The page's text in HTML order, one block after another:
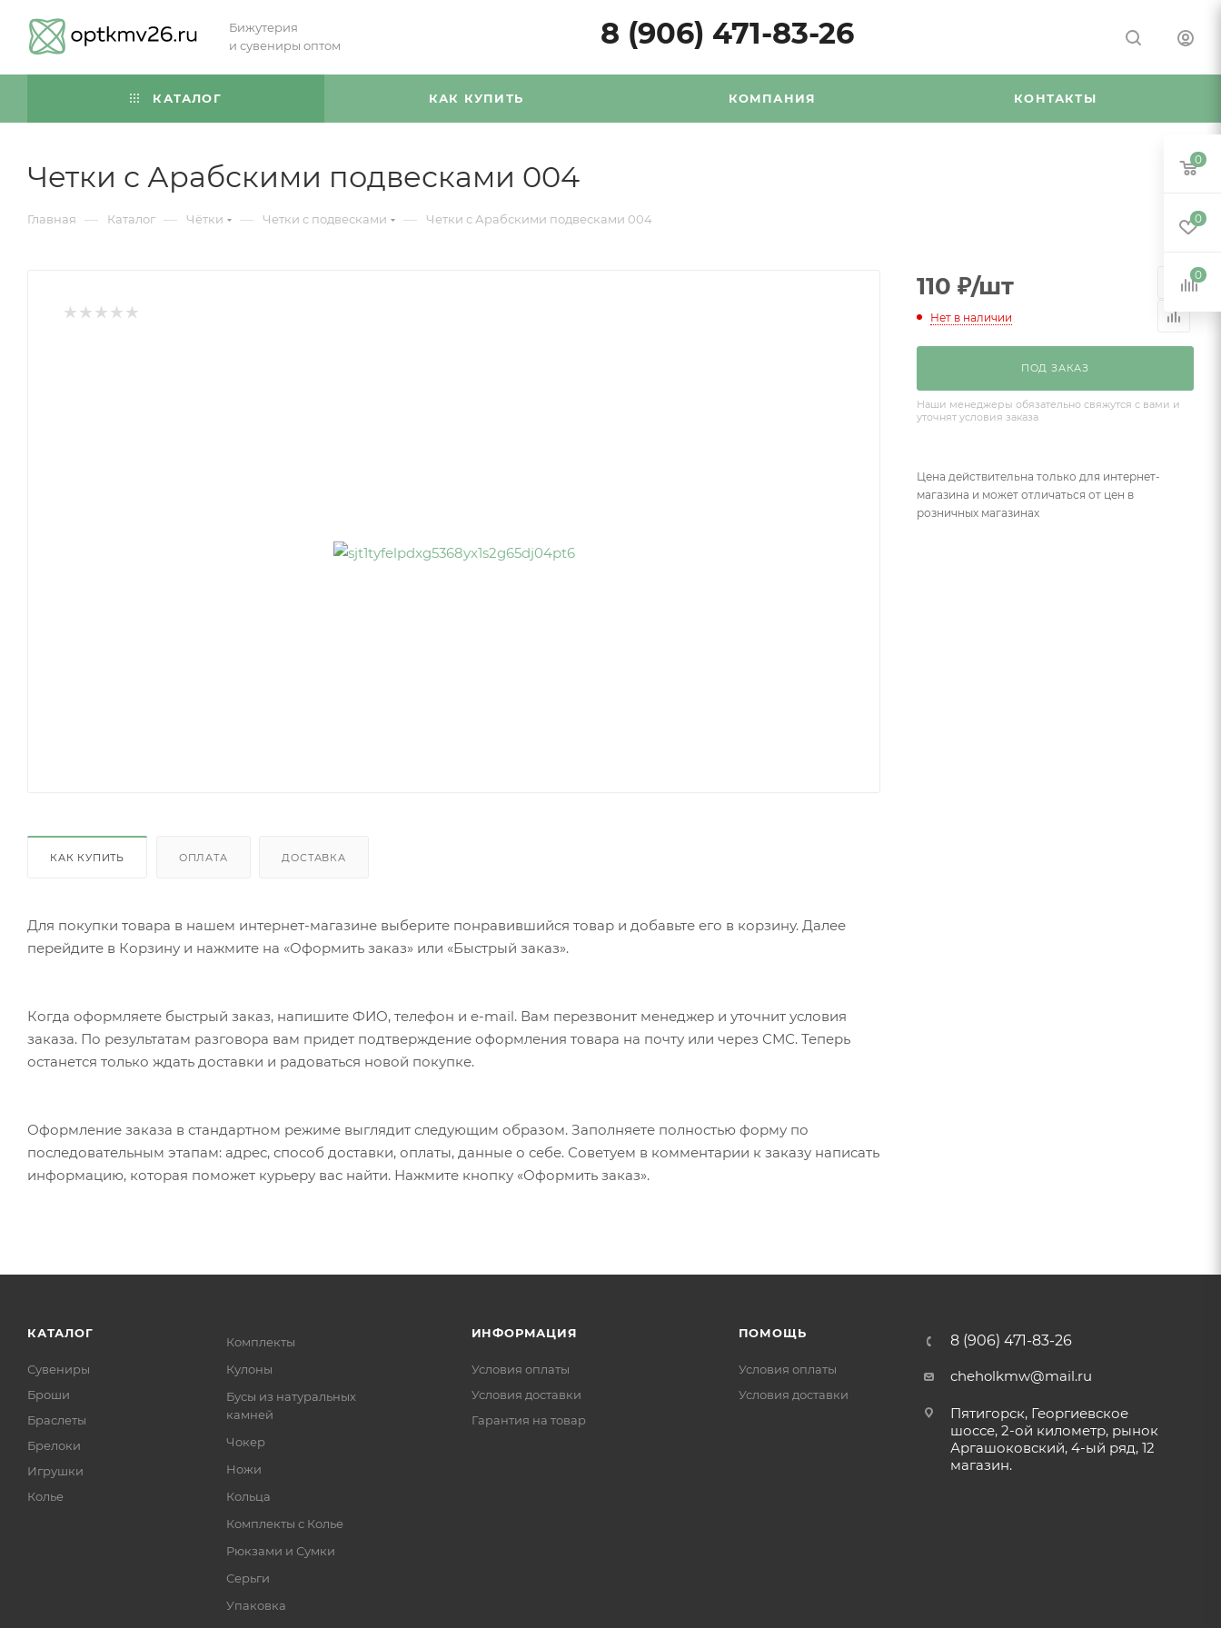
Бижутерия
и сувениры оптом
8 (906) 471-83-26
КАТАЛОГ КАК КУПИТЬ КОМПАНИЯ КОНТАКТЫ
Четки с Арабскими подвесками 004
Главная — Каталог — Чётки — Четки с подвесками — Четки с Арабскими подвесками 004
КАК КУПИТЬ ОПЛАТА ДОСТАВКА
Для покупки товара в нашем интернет-магазине выберите понравившийся товар и добавьте его в корзину. Далее
перейдите в Корзину и нажмите на «Оформить заказ» или «Быстрый заказ».
Когда оформляете быстрый заказ, напишите ФИО, телефон и e-mail. Вам перезвонит менеджер и уточнит условия
заказа. По результатам разговора вам придет подтверждение оформления товара на почту или через СМС. Теперь
останется только ждать доставки и радоваться новой покупке.
Оформление заказа в стандартном режиме выглядит следующим образом. Заполняете полностью форму по
последовательным этапам: адрес, способ доставки, оплаты, данные о себе. Советуем в комментарии к заказу написать
информацию, которая поможет курьеру вас найти. Нажмите кнопку «Оформить заказ».
110 ₽/шт
Нет в наличии
ПОД ЗАКАЗ
Наши менеджеры обязательно свяжутся с вами и
уточнят условия заказа
Цена действительна только для интернет-
магазина и может отличаться от цен в
розничных магазинах
КАТАЛОГ
Сувениры
Броши
Браслеты
Брелоки
Игрушки
Колье
Комплекты
Кулоны
Бусы из натуральных
камней
Чокер
Ножи
Кольца
Комплекты с Колье
Рюкзами и Сумки
Серьги
Упаковка
ИНФОРМАЦИЯ
Условия оплаты
Условия доставки
Гарантия на товар
ПОМОЩЬ
Условия оплаты
Условия доставки
8 (906) 471-83-26
cheholkmw@mail.ru
Пятигорск, Георгиевское
шоссе, 2-ой километр, рынок
Аргашоковский, 4-ый ряд, 12
магазин.
0
0
0